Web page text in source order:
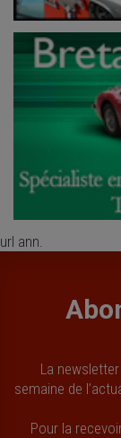
url ann.
La
semaine de
Pour la